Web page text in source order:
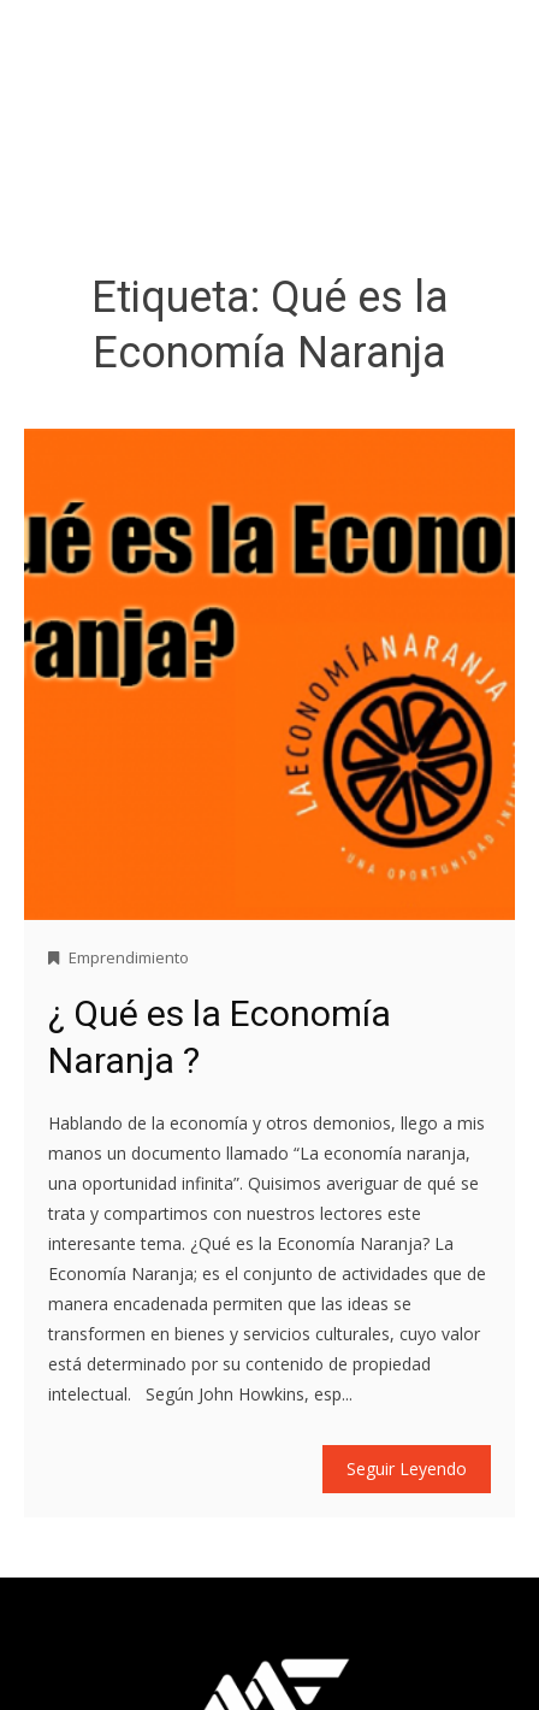
Etiqueta: Qué es la
Economía Naranja
Emprendimiento
¿ Qué es la Economía
Naranja ?
Hablando de la economía y otros demonios, llego a mis
manos un documento llamado “La economía naranja,
una oportunidad infinita”. Quisimos averiguar de qué se
trata y compartimos con nuestros lectores este
interesante tema. ¿Qué es la Economía Naranja? La
Economía Naranja; es el conjunto de actividades que de
manera encadenada permiten que las ideas se
transformen en bienes y servicios culturales, cuyo valor
está determinado por su contenido de propiedad
intelectual. Según John Howkins, esp...
Seguir Leyendo